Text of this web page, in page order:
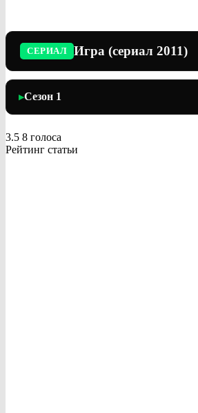
СЕРИАЛ Игра (сериал 2011)
▶Сезон 1
3.5 8 голоса
Рейтинг статьи